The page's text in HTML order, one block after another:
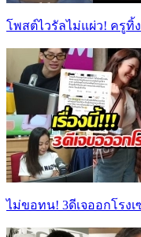
โพสต์ไวรัลไม่แผ่ว! ครูทิ้
ไม่ขอทน! 3ดีเจออกโรง